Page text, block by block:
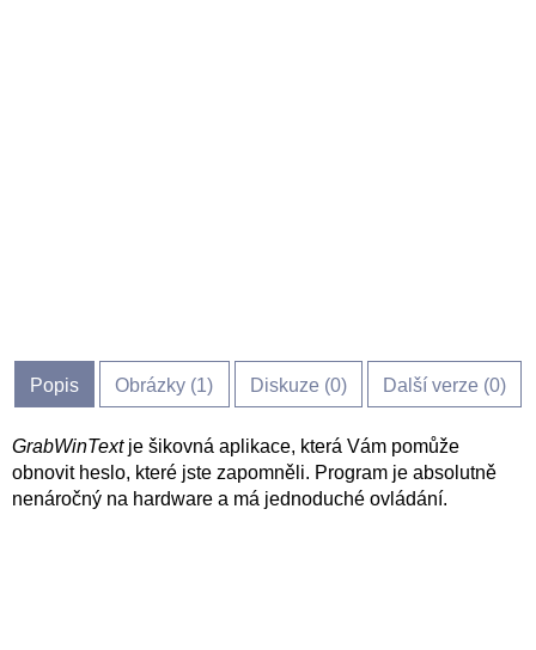
Popis Obrázky (1) Diskuze (0) Další verze (0)
GrabWinTextje šikovná aplikace, která Vám pomůže
obnovit heslo, které jste zapomněli. Program je absolutně
nenáročný na hardware a má jednoduché ovládání.